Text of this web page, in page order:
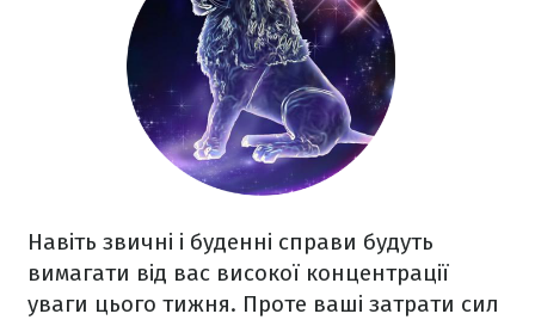
Навіть звичні і буденні справи будуть
вимагати від вас високої концентрації
уваги цього тижня. Проте ваші затрати сил